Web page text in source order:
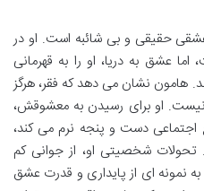
حقیقی و بی شائبه است. او در
عشق به دریا، او را به قهرمانی
هامون نشان می دهد که فقر، هرگز
نیست. او برای رسیدن به معشوقش،
اجتماعی دست و پنجه نرم می کند،
شخصیتی او، از جوانی کم
به نمونه ای از پایداری و قدرت عشق